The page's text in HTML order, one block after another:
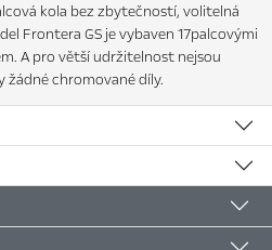
kola bez zbytečností, volitelná
Frontera GS je vybaven 17palcovými
A pro větší udržitelnost nejsou
chromované díly.